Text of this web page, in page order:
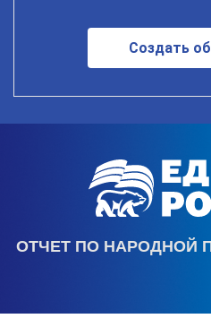
Создать
ОТЧЕТ ПО НАРОДНОЙ